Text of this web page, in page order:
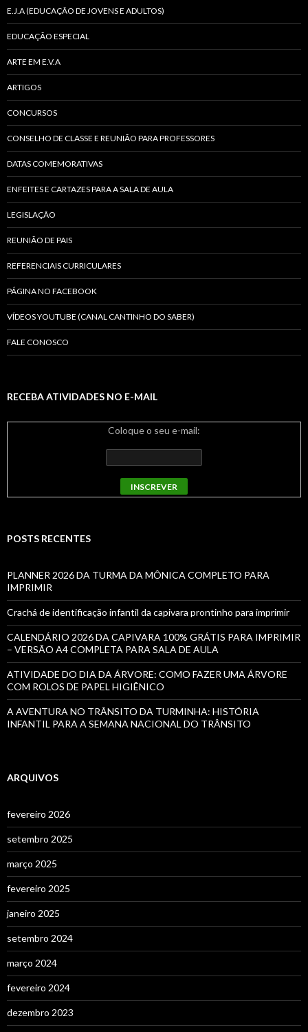
E.J.A (EDUCAÇÃO DE JOVENS E ADULTOS)
EDUCAÇÃO ESPECIAL
ARTE EM E.V.A
ARTIGOS
CONCURSOS
CONSELHO DE CLASSE E REUNIÃO PARA PROFESSORES
DATAS COMEMORATIVAS
ENFEITES E CARTAZES PARA A SALA DE AULA
LEGISLAÇÃO
REUNIÃO DE PAIS
REFERENCIAIS CURRICULARES
PÁGINA NO FACEBOOK
VÍDEOS YOUTUBE (CANAL CANTINHO DO SABER)
FALE CONOSCO
RECEBA ATIVIDADES NO E-MAIL
Coloque o seu e-mail:
POSTS RECENTES
PLANNER 2026 DA TURMA DA MÔNICA COMPLETO PARA
IMPRIMIR
Crachá de identificação infantil da capivara prontinho para imprimir
CALENDÁRIO 2026 DA CAPIVARA 100% GRÁTIS PARA IMPRIMIR
– VERSÃO A4 COMPLETA PARA SALA DE AULA
ATIVIDADE DO DIA DA ÁRVORE: COMO FAZER UMA ÁRVORE
COM ROLOS DE PAPEL HIGIÊNICO
A AVENTURA NO TRÂNSITO DA TURMINHA: HISTÓRIA
INFANTIL PARA A SEMANA NACIONAL DO TRÂNSITO
ARQUIVOS
fevereiro 2026
setembro 2025
março 2025
fevereiro 2025
janeiro 2025
setembro 2024
março 2024
fevereiro 2024
dezembro 2023